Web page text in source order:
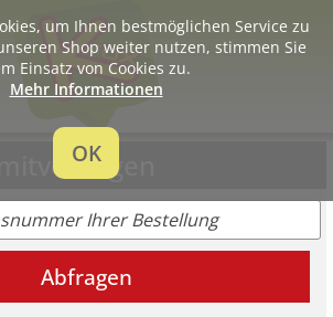
Abfragen
um Ihnen bestmöglichen Service zu
Shop weiter nutzen, stimmen Sie
Einsatz von Cookies zu.
Mehr Informationen
OK